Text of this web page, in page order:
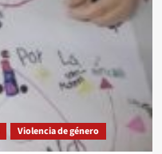
Violencia de género